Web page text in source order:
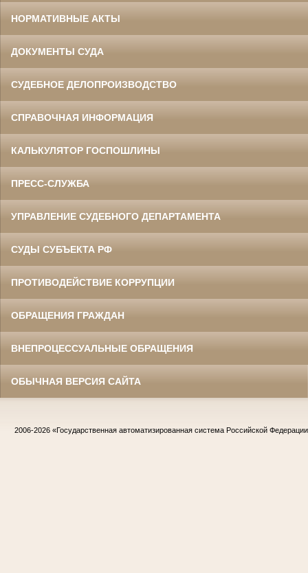
НОРМАТИВНЫЕ АКТЫ
ДОКУМЕНТЫ СУДА
СУДЕБНОЕ ДЕЛОПРОИЗВОДСТВО
СПРАВОЧНАЯ ИНФОРМАЦИЯ
КАЛЬКУЛЯТОР ГОСПОШЛИНЫ
ПРЕСС-СЛУЖБА
УПРАВЛЕНИЕ СУДЕБНОГО ДЕПАРТАМЕНТА
СУДЫ СУБЪЕКТА РФ
ПРОТИВОДЕЙСТВИЕ КОРРУПЦИИ
ОБРАЩЕНИЯ ГРАЖДАН
ВНЕПРОЦЕССУАЛЬНЫЕ ОБРАЩЕНИЯ
ОБЫЧНАЯ ВЕРСИЯ САЙТА
2006-2026 «Государственная автоматизированная система Российской